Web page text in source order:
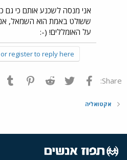
אני מנסה לשכנע אותם כי גם
ששולט באמת הוא השמאל,
על האומללים! (-:
register to reply here.
Share: פייסבוק Twitter
Reddit
אקטואליה